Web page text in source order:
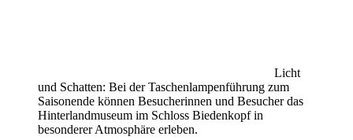
Licht
und Schatten: Bei der Taschenlampenführung zum
Saisonende können Besucherinnen und Besucher das
Hinterlandmuseum im Schloss Biedenkopf in
besonderer Atmosphäre erleben.